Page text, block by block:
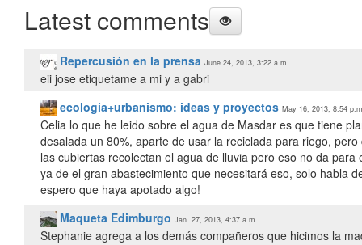
Latest comments
Repercusión en la prensa June 24, 2013, 3:22 a.m.
eii jose etiquetame a mi y a gabri
ecología+urbanismo: ideas y proyectos May 16, 2013, 8:54
Celia lo que he leido sobre el agua de Masdar es que tiene
desalada un 80%, aparte de usar la reciclada para riego,
las cubiertas recolectan el agua de lluvia pero eso no da
ya de el gran abastecimiento que necesitará eso, solo habla
espero que haya apotado algo!
Maqueta Edimburgo Jan. 27, 2013, 4:37 a.m.
Stephanie agrega a los demás compañeros que hicimos la